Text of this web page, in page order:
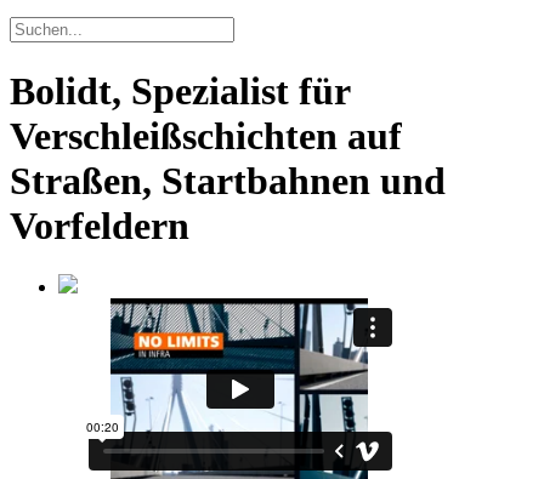
Bolidt, Spezialist für
Verschleißschichten auf
Straßen, Startbahnen und
Vorfeldern